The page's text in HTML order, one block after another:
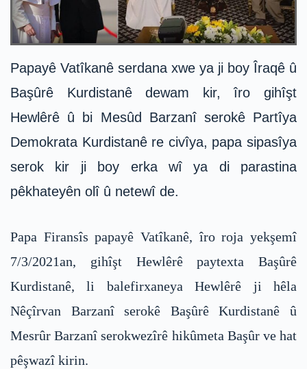
Papayê Vatîkanê serdana xwe ya ji boy Îraqê û
Başûrê Kurdistanê dewam kir, îro gihîşt
Hewlêrê û bi Mesûd Barzanî serokê Partîya
Demokrata Kurdistanê re civîya, papa sipasîya
serok kir ji boy erka wî ya di parastina
pêkhateyên olî û netewî de.
Papa Firansîs papayê Vatîkanê, îro roja yekşemî
7/3/2021an, gihîşt Hewlêrê paytexta Başûrê
Kurdistanê, li balefirxaneya Hewlêrê ji hêla
Nêçîrvan Barzanî serokê Başûrê Kurdistanê û
Mesrûr Barzanî serokwezîrê hikûmeta Başûr ve hat
pêşwazî kirin.